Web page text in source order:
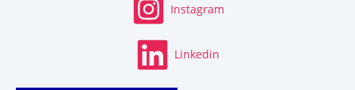
Instagram
Linkedin